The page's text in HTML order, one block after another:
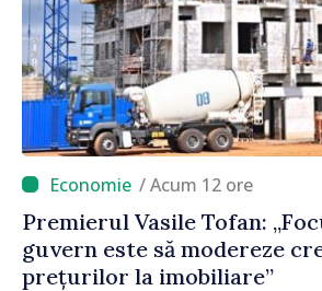
/ Acum 12 ore
Premierul Vasile Tofan:
guvern este să modereze
prețurilor la imobiliare”